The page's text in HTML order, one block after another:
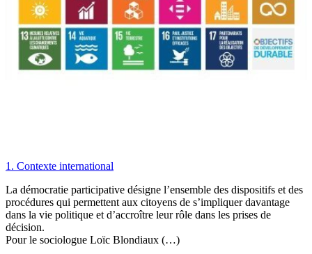
1. Contexte international
La démocratie participative désigne l’ensemble des dispositifs et des
procédures qui permettent aux citoyens de s’impliquer davantage
dans la vie politique et d’accroître leur rôle dans les prises de
décision.
Pour le sociologue Loïc Blondiaux (…)